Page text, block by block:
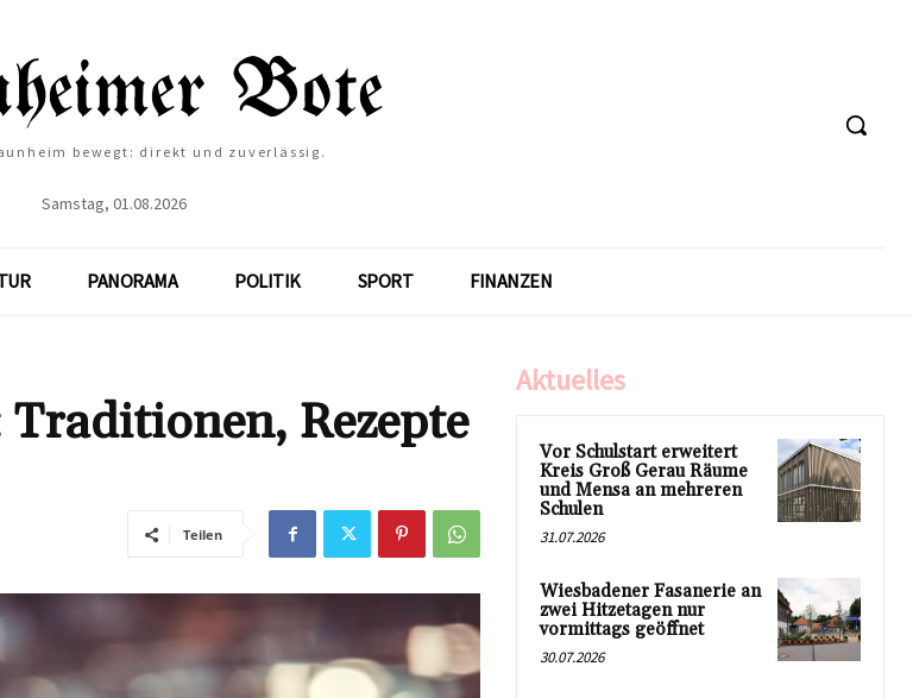
bewegt: direkt und zuverlässig.
Samstag, 01.08.2026
PANORAMA POLITIK SPORT FINANZEN
Rezepte
Teilen
Aktuelles
Vor Schulstart erweitert
Kreis Groß Gerau Räume
und Mensa an mehreren
Schulen
31.07.2026
Wiesbadener Fasanerie an
zwei Hitzetagen nur
vormittags geöffnet
30.07.2026